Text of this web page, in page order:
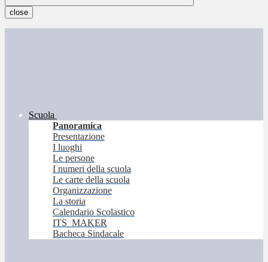
close
Scuola
Panoramica
Presentazione
I luoghi
Le persone
I numeri della scuola
Le carte della scuola
Organizzazione
La storia
Calendario Scolastico
ITS_MAKER
Bacheca Sindacale